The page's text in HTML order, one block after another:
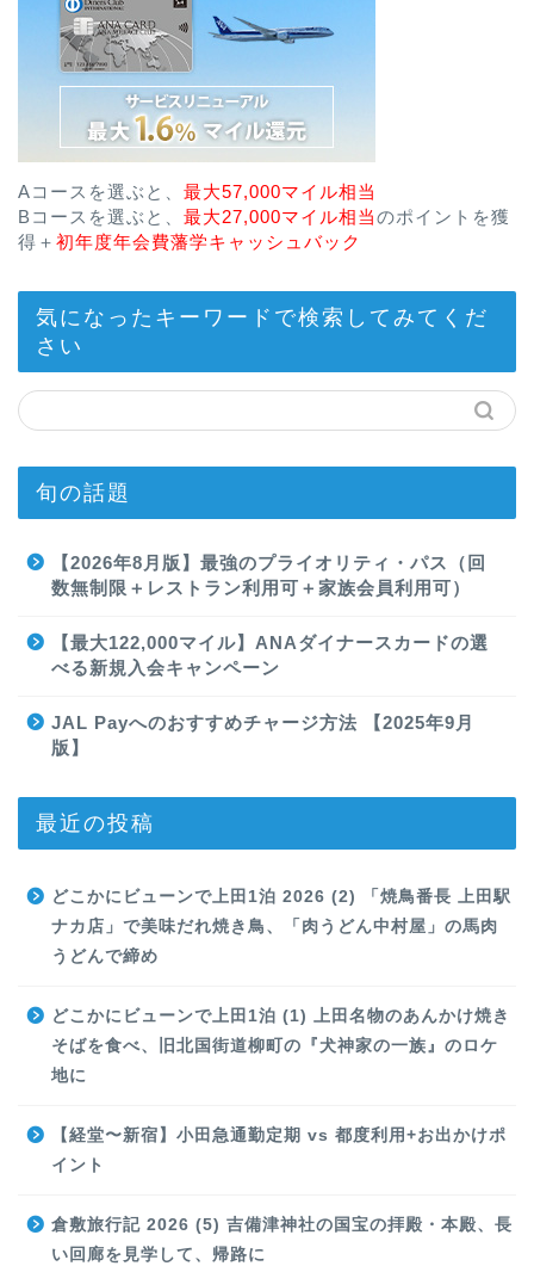
Aコースを選ぶと、 最大57,000マイル相当
Bコースを選ぶと、 最大27,000マイル相当のポイントを獲
得＋ 初年度年会費藩学キャッシュバック
気になったキーワードで検索してみてくだ
さい
旬の話題
【2026年8月版】最強のプライオリティ・パス（回
数無制限＋レストラン利用可＋家族会員利用可）
【最大122,000マイル】ANAダイナースカードの選
べる新規入会キャンペーン
JAL Payへのおすすめチャージ方法 【2025年9月
版】
最近の投稿
どこかにビューンで上田1泊 2026 (2) 「焼鳥番長 上田駅
ナカ店」で美味だれ焼き鳥、「肉うどん中村屋」の馬肉
うどんで締め
どこかにビューンで上田1泊 (1) 上田名物のあんかけ焼き
そばを食べ、旧北国街道柳町の『犬神家の一族』のロケ
地に
【経堂〜新宿】小田急通勤定期 vs 都度利用+お出かけポ
イント
倉敷旅行記 2026 (5) 吉備津神社の国宝の拝殿・本殿、長
い回廊を見学して、帰路に